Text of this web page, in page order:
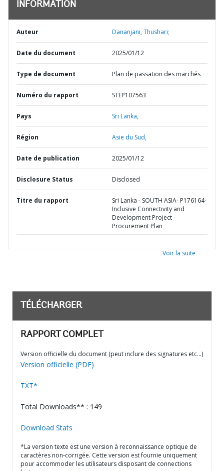
INFORMATION
Auteur Dananjani, Thushari;
Date du document 2025/01/12
Type de document Plan de passation des marchés
Numéro du rapport STEP107563
Pays Sri Lanka,
Région Asie du Sud,
Date de publication 2025/01/12
Disclosure Status Disclosed
Titre du rapport
Sri Lanka - SOUTH ASIA- P176164-
Inclusive Connectivity and
Development Project -
Procurement Plan
Voir la suite
TÉLÉCHARGER
RAPPORT COMPLET
Version officielle du document (peut inclure des signatures etc…)
Version officielle (PDF)
TXT*
Total Downloads** : 149
Download Stats
*La version texte est une version à reconnaissance optique de
caractères non-corrigée. Cette version est fournie uniquement
pour accommoder les utilisateurs disposant de connections